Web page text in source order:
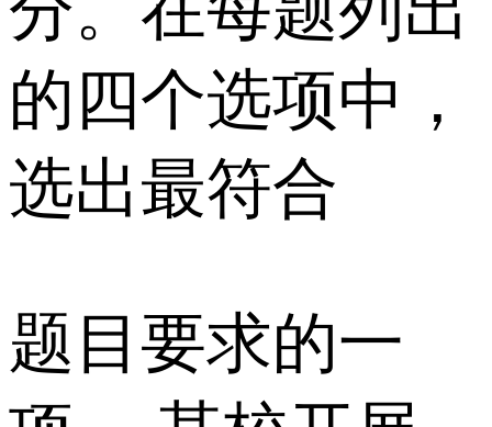
的四个选项中，
选出最符合
题目要求的一